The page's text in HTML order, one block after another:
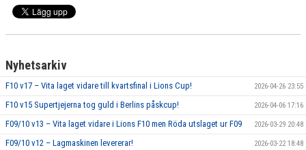
Nyhetsarkiv
F10 v17 – Vita laget vidare till kvartsfinal i Lions Cup! 2026-04-26 23:55
F10 v15 Supertjejerna tog guld i Berlins påskcup! 2026-04-06 17:16
F09/10 v13 – Vita laget vidare i Lions F10 men Röda utslaget ur F09 2026-03-29 20:48
F09/10 v12 – Lagmaskinen levererar! 2026-03-22 18:48